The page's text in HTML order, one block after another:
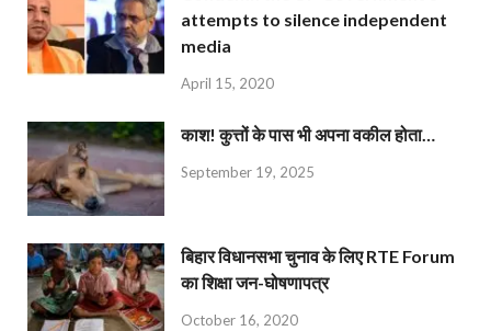
attempts to silence independent
media
April 15, 2020
काश! कुत्तों के पास भी अपना वकील होता…
September 19, 2025
बिहार विधानसभा चुनाव के लिए RTE Forum
का शिक्षा जन-घोषणापत्र
October 16, 2020